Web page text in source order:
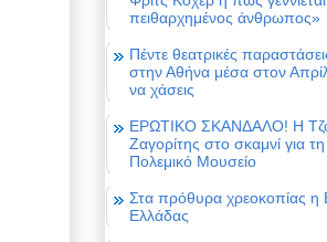
πειθαρχημένος άνθρωπος»
Πέντε θεατρικές
στην Αθήνα μέσα στον
να χάσεις
ΕΡΩΤΙΚΟ ΣΚΑΝΔΑΛΟ! Η
Ζαγορίτης στο σκαμνί για
Πολεμικό Μουσείο
Στα πρόθυρα χρεοκοπίας η
Ελλάδας